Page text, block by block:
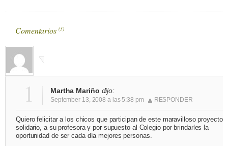
Comentarios (3)
1 Martha Mariño dijo:
September 13, 2008 a las 5:38 pm RESPONDER
Quiero felicitar a los chicos que participan de este maravilloso proyecto
solidario, a su profesora y por supuesto al Colegio por brindarles la
oportunidad de ser cada día mejores personas.